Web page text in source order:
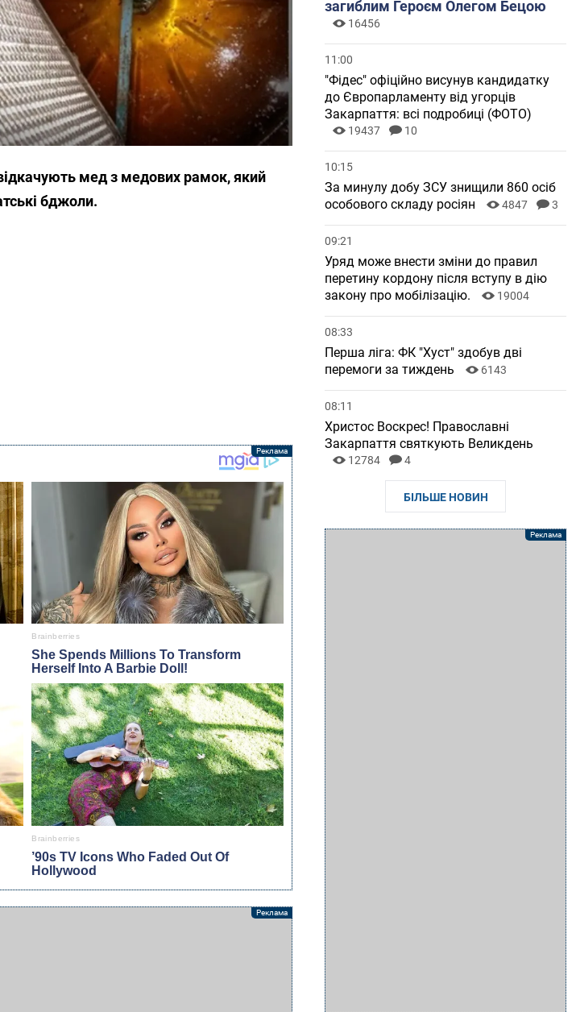
мед з медових рамок, який
бджоли.
загиблим Героєм Олегом Бецою
16456
11:00
"Фідес" офіційно висунув кандидатку
до Європарламенту від угорців
Закарпаття: всі подробиці (ФОТО)
19437 10
10:15
За минулу добу ЗСУ знищили 860 осіб
особового складу росіян
4847 3
09:21
Уряд може внести зміни до правил
перетину кордону після вступу в дію
закону про мобілізацію.
19004
08:33
Перша ліга: ФК "Хуст" здобув дві
перемоги за тиждень
6143
08:11
Христос Воскрес! Православні
Закарпаття святкують Великдень
12784 4
БІЛЬШЕ НОВИН